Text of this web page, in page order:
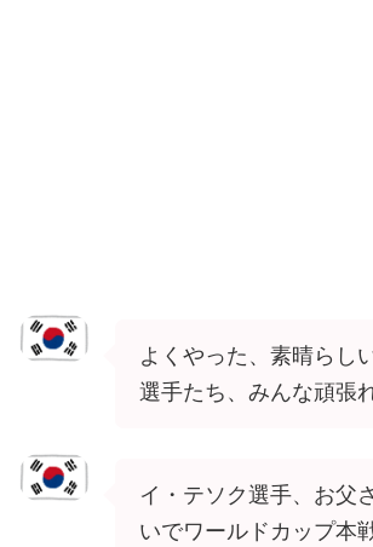
よくやった、素晴らし
選手たち、みんな頑張
イ・テソク選手、お父
いでワールドカップ本